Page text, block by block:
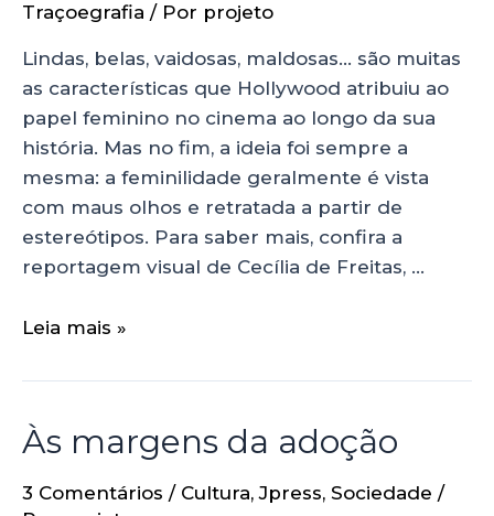
Traçoegrafia / Por projeto
Lindas, belas, vaidosas, maldosas… são muitas
as características que Hollywood atribuiu ao
papel feminino no cinema ao longo da sua
história. Mas no fim, a ideia foi sempre a
mesma: a feminilidade geralmente é vista
com maus olhos e retratada a partir de
estereótipos. Para saber mais, confira a
reportagem visual de Cecília de Freitas, …
Leia mais »
Às margens da adoção
3 Comentários / Cultura,Jpress, Sociedade /